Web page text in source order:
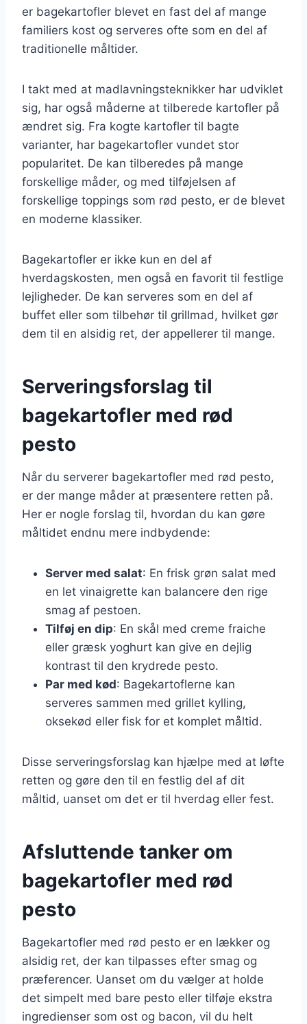
er bagekartofler blevet en fast del af mange
familiers kost og serveres ofte som en del af
traditionelle måltider.
I takt med at madlavningsteknikker har udviklet
sig, har også måderne at tilberede kartofler på
ændret sig. Fra kogte kartofler til bagte
varianter, har bagekartofler vundet stor
popularitet. De kan tilberedes på mange
forskellige måder, og med tilføjelsen af
forskellige toppings som rød pesto, er de blevet
en moderne klassiker.
Bagekartofler er ikke kun en del af
hverdagskosten, men også en favorit til festlige
lejligheder. De kan serveres som en del af
buffet eller som tilbehør til grillmad, hvilket gør
dem til en alsidig ret, der appellerer til mange.
Serveringsforslag til
bagekartofler med rød
pesto
Når du serverer bagekartofler med rød pesto,
er der mange måder at præsentere retten på.
Her er nogle forslag til, hvordan du kan gøre
måltidet endnu mere indbydende:
Server med salat: En frisk grøn salat med
en let vinaigrette kan balancere den rige
smag af pestoen.
Tilføj en dip: En skål med creme fraiche
eller græsk yoghurt kan give en dejlig
kontrast til den krydrede pesto.
Par med kød: Bagekartoflerne kan
serveres sammen med grillet kylling,
oksekød eller fisk for et komplet måltid.
Disse serveringsforslag kan hjælpe med at løfte
retten og gøre den til en festlig del af dit
måltid, uanset om det er til hverdag eller fest.
Afsluttende tanker om
bagekartofler med rød
pesto
Bagekartofler med rød pesto er en lækker og
alsidig ret, der kan tilpasses efter smag og
præferencer. Uanset om du vælger at holde
det simpelt med bare pesto eller tilføje ekstra
ingredienser som ost og bacon, vil du helt